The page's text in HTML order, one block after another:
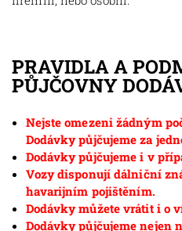
PRAVIDLA A
PŮJČOVNY
Nejste omezeni žádným
Dodávky půjčujeme za
Dodávky půjčujeme i v
Vozy disponují dálniční
havarijním pojištěním.
Dodávky můžete vrátit i o
Dodávky půjčujeme nejen